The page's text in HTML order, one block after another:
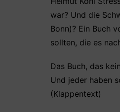
war? Und die
Bonn)? Ein Buch
sollten, die es
Das Buch, das
Und jeder haben
(Klappentext)